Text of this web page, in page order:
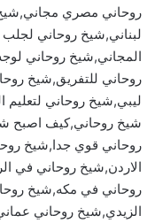
روحاني مصري
لبناني,شيخ روحاني
المجاني,شيخ روحاني
روحاني للتفريق,شيخ
ليبي,شيخ روحاني
شيخ روحاني,كيف اصبح
روحاني قوي جدا,شيخ
الاردن,شيخ روحاني في
روحاني في مكه,شيخ
الزيدي,شيخ روحاني